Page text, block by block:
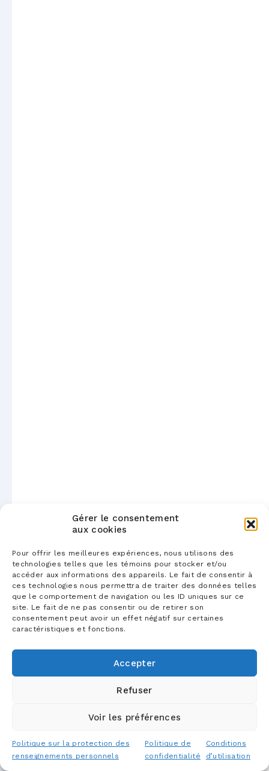
Gérer le consentement
aux cookies
Pour offrir les meilleures expériences, nous utilisons des
technologies telles que les témoins pour stocker et/ou
accéder aux informations des appareils. Le fait de consentir à
ces technologies nous permettra de traiter des données telles
que le comportement de navigation ou les ID uniques sur ce
site. Le fait de ne pas consentir ou de retirer son
consentement peut avoir un effet négatif sur certaines
caractéristiques et fonctions.
Accepter
Refuser
Voir les préférences
Politique sur la protection des
renseignements personnels
Politique de
confidentialité
Conditions
d’utilisation